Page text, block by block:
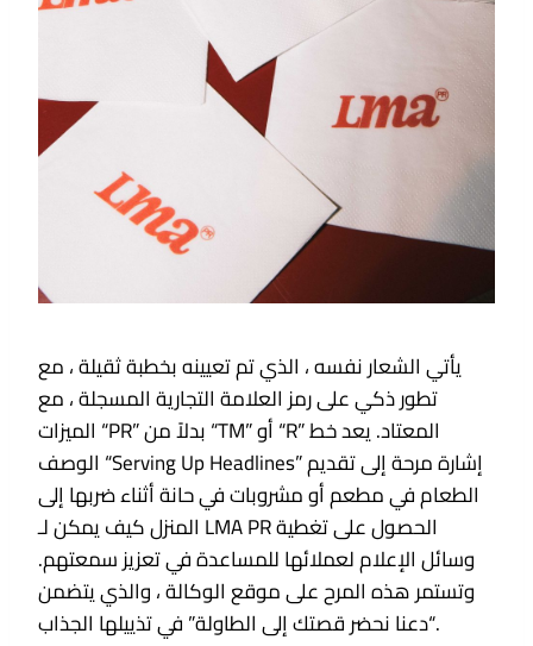
يأتي الشعار نفسه ، الذي تم تعيينه بخطبة ثقيلة ، مع
تطور ذكي على رمز العلامة التجارية المسجلة ، مع
الميزات “PR” بدلاً من “TM” أو “R” المعتاد. يعد خط
الوصف “Serving Up Headlines” إشارة مرحة إلى تقديم
الطعام في مطعم أو مشروبات في حانة أثناء ضربها إلى
المنزل كيف يمكن لـ LMA PR الحصول على تغطية
وسائل الإعلام لعملائها للمساعدة في تعزيز سمعتهم.
وتستمر هذه المرح على موقع الوكالة ، والذي يتضمن
“دعنا نحضر قصتك إلى الطاولة” في تذييلها الجذاب.